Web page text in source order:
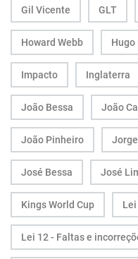
Gil Vicente GLT
Howard Webb Hugo
Impacto Inglaterra
João Bessa João
João Pinheiro
José Bessa José
Kings World Cup
Lei 12 - Faltas e